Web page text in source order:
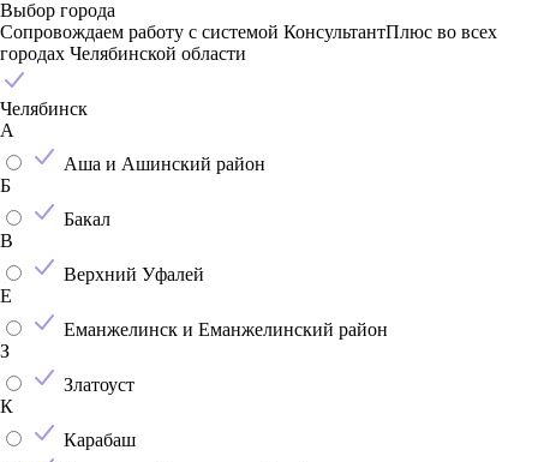
Выбор города
Сопровождаем работу с системой КонсультантПлюс во всех
городах Челябинской области
Челябинск
А
Аша и Ашинский район
Б
Бакал
В
Верхний Уфалей
Е
Еманжелинск и Еманжелинский район
З
Златоуст
К
Карабаш